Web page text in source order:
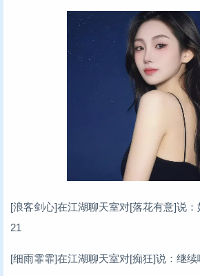
[浪客剑心]在江湖聊天室对[落花有意]说
21
[细雨霏霏]在江湖聊天室对[痴狂]说：继